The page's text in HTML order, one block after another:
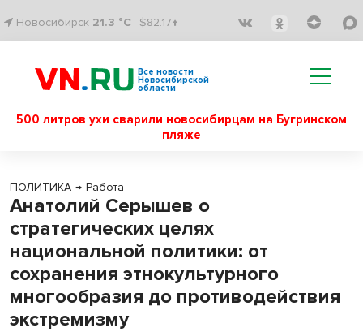
Новосибирск 21.3 °C $82.17↑
Все новости
Новосибирской
области
500 литров ухи сварили новосибирцам на Бугринском
пляже
ПОЛИТИКА → Работа
Анатолий Серышев о
стратегических целях
национальной политики: от
сохранения этнокультурного
многообразия до противодействия
экстремизму